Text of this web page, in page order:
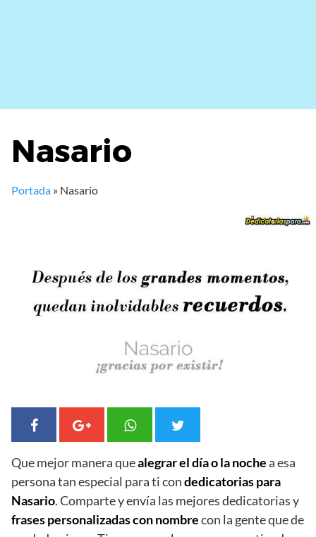
Nasario
Portada » Nasario
Que mejor manera quealegrar el día o la nochea esa
persona tan especial para ti condedicatorias para
Nasario. Comparte y envía las mejores dedicatorias y
frases personalizadas con nombrecon la gente que de